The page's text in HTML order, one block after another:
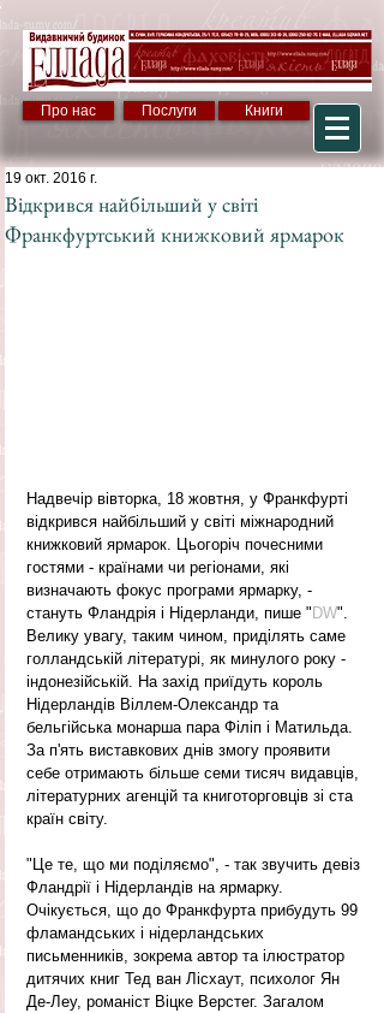
Про нас Послуги Книги
Відкрився найбільший у світі
Франкфуртський книжковий ярмарок
19 окт. 2016 г.
Надвечір вівторка, 18 жовтня, у Франкфурті
відкрився найбільший у світі міжнародний
книжковий ярмарок. Цьогоріч почесними
гостями - країнами чи регіонами, які
визначають фокус програми ярмарку, -
стануть Фландрія і Нідерланди, пише " DW".
Велику увагу, таким чином, приділять саме
голландській літературі, як минулого року -
індонезійській. На захід приїдуть король
Нідерландів Віллем-Олександр та
бельгійська монарша пара Філіп і Матильда.
За п'ять виставкових днів змогу проявити
себе отримають більше семи тисяч видавців,
літературних агенцій та книготорговців зі ста
країн світу.
"Це те, що ми поділяємо", - так звучить девіз
Фландрії і Нідерландів на ярмарку.
Очікується, що до Франкфурта прибудуть 99
фламандських і нідерландських
письменників, зокрема автор та ілюстратор
дитячих книг Тед ван Лісхаут, психолог Ян
Де-Леу, романіст Віцке Верстег. Загалом